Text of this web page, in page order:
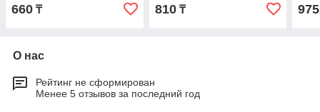
660 ₸ 810₸ 975
О нас
Рейтинг не сформирован
Менее 5 отзывов за последний год